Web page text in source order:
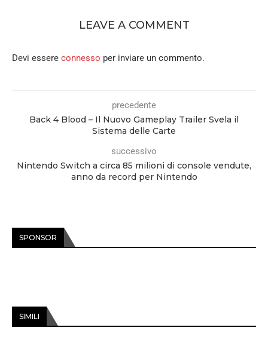
LEAVE A COMMENT
Devi essere connesso per inviare un commento.
precedente
Back 4 Blood – Il Nuovo Gameplay Trailer Svela il
Sistema delle Carte
successivo
Nintendo Switch a circa 85 milioni di console vendute,
anno da record per Nintendo
SPONSOR
SIMILI